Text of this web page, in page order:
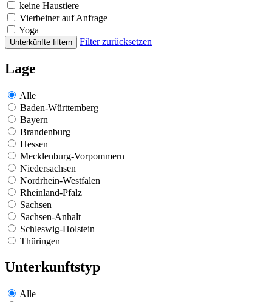
keine Haustiere
Vierbeiner auf Anfrage
Yoga
Unterkünfte filtern Filter zurücksetzen
Lage
Alle
Baden-Württemberg
Bayern
Brandenburg
Hessen
Mecklenburg-Vorpommern
Niedersachsen
Nordrhein-Westfalen
Rheinland-Pfalz
Sachsen
Sachsen-Anhalt
Schleswig-Holstein
Thüringen
Unterkunftstyp
Alle